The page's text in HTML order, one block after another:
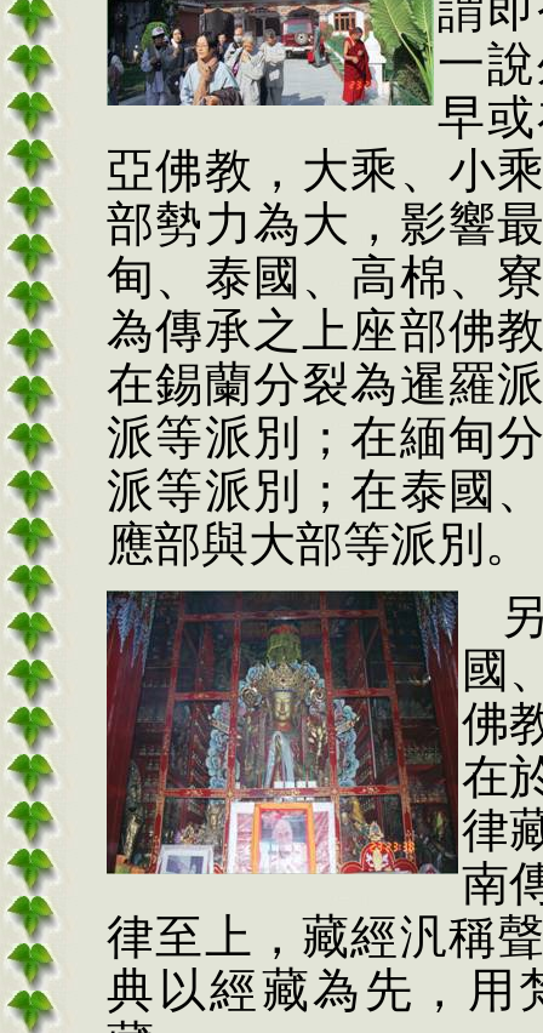
一
早
亞佛教，大乘、小
部勢力為大，影響
甸、泰國、高棉、
為傳承之上座部佛
在錫蘭分裂為暹羅
派等派別；在緬甸
派等派別；在泰國
應部與大部等派別。
國
佛
在
律
南
律至上，藏經汎稱
典以經藏為先，用